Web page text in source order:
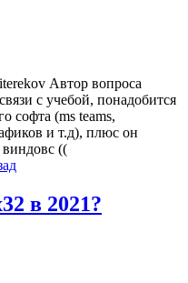
Автор вопроса
с учебой, понадобится
софта (ms teams,
и т.д), плюс он
((
в 2021?